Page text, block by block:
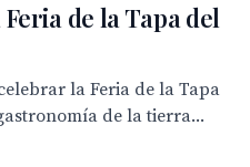
de la Tapa del
la Feria de la Tapa
de la tierra...